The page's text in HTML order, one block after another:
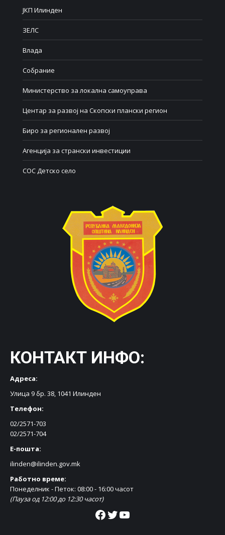
ЈКП Илинден
ЗЕЛС
Влада
Собрание
Министерство за локална самоуправа
Центар за развој на Скопски плански регион
Биро за регионален развој
Агенција за странски инвестиции
СОС Детско село
КОНТАКТ ИНФО:
Адреса:
Улица 9 бр. 38, 1041 Илинден
Телефон:
02/2571-703
02/2571-704
Е-пошта:
ilinden@ilinden.gov.mk
Работно време:
Понеделник - Петок: 08:00 - 16:00 часот
(Пауза од 12:00 до 12:30 часот)
Facebook Twitter YouTube